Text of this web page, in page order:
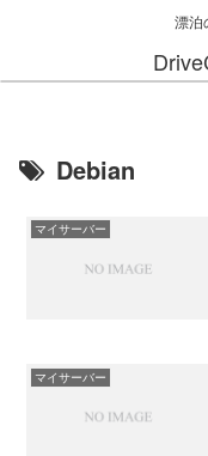
漂泊
Debian
マイサーバー
マイサーバー